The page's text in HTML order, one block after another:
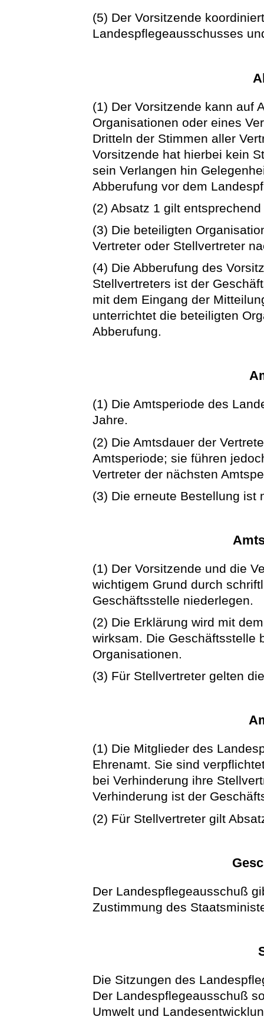
(5) Der Vorsitzende
Landespflegeausschusses
(1) Der Vorsitzende kann auf
Organisationen oder eines
Dritteln der Stimmen aller
Vorsitzende hat hierbei kein
sein Verlangen hin
Abberufung vor dem
(2) Absatz 1 gilt
(3) Die beteiligten
Vertreter oder Stellvertreter
(4) Die Abberufung des
Stellvertreters ist der
mit dem Eingang der
unterrichtet die beteiligten
Abberufung.
(1) Die Amtsperiode des
Jahre.
(2) Die Amtsdauer der
Amtsperiode; sie führen
Vertreter der nächsten
(3) Die erneute Bestellung ist
(1) Der Vorsitzende und die
wichtigem Grund durch
Geschäftsstelle niederlegen.
(2) Die Erklärung wird mit
wirksam. Die Geschäftsstelle
Organisationen.
(3) Für Stellvertreter gelten
(1) Die Mitglieder des
Ehrenamt. Sie sind
bei Verhinderung ihre
Verhinderung ist der
(2) Für Stellvertreter gilt
Der Landespflegeausschuß
Zustimmung des
Die Sitzungen des
Der Landespflegeausschuß
Umwelt und